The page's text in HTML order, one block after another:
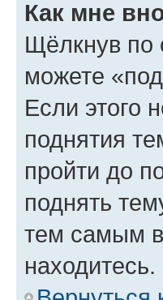
Как мне
Щёлкнув по
можете
Если этого
поднятия
пройти до
поднять
тем самым
находитесь.